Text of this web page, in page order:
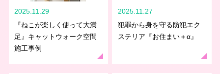
2025.11.29
『ねこが楽しく使って大満
足』キャットウォーク空間
施工事例
2025.11.27
犯罪から身を守る防犯エク
ステリア『お住まい＋α』